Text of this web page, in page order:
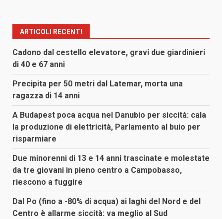
ARTICOLI RECENTI
Cadono dal cestello elevatore, gravi due giardinieri
di 40 e 67 anni
Precipita per 50 metri dal Latemar, morta una
ragazza di 14 anni
A Budapest poca acqua nel Danubio per siccità: cala
la produzione di elettricità, Parlamento al buio per
risparmiare
Due minorenni di 13 e 14 anni trascinate e molestate
da tre giovani in pieno centro a Campobasso,
riescono a fuggire
Dal Po (fino a -80% di acqua) ai laghi del Nord e del
Centro è allarme siccità: va meglio al Sud